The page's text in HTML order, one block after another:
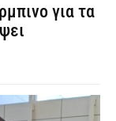
για τα